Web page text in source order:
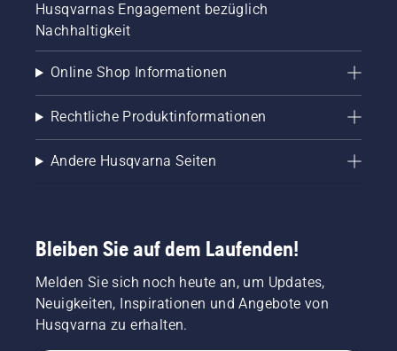
Husqvarnas Engagement bezüglich
Nachhaltigkeit
Online Shop Informationen
Rechtliche Produktinformationen
Andere Husqvarna Seiten
Bleiben Sie auf dem Laufenden!
Melden Sie sich noch heute an, um Updates,
Neuigkeiten, Inspirationen und Angebote von
Husqvarna zu erhalten.